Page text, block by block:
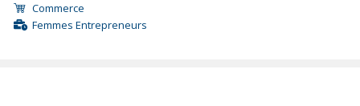
Commerce
Femmes Entrepreneurs